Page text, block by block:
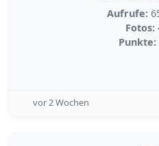
Aufrufe:
Fotos:
Punkte:
vor 2 Wochen